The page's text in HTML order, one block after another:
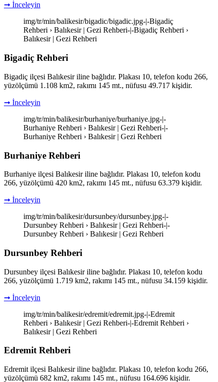
➞ İnceleyin
img/tr/min/balikesir/bigadic/bigadic.jpg-|-Bigadiç
Rehberi › Balıkesir | Gezi Rehberi-|-Bigadiç Rehberi ›
Balıkesir | Gezi Rehberi
Bigadiç Rehberi
Bigadiç ilçesi Balıkesir iline bağlıdır. Plakası 10, telefon kodu 266,
yüzölçümü 1.108 km2, rakımı 145 mt., nüfusu 49.717 kişidir.
➞ İnceleyin
img/tr/min/balikesir/burhaniye/burhaniye.jpg-|-
Burhaniye Rehberi › Balıkesir | Gezi Rehberi-|-
Burhaniye Rehberi › Balıkesir | Gezi Rehberi
Burhaniye Rehberi
Burhaniye ilçesi Balıkesir iline bağlıdır. Plakası 10, telefon kodu
266, yüzölçümü 420 km2, rakımı 145 mt., nüfusu 63.379 kişidir.
➞ İnceleyin
img/tr/min/balikesir/dursunbey/dursunbey.jpg-|-
Dursunbey Rehberi › Balıkesir | Gezi Rehberi-|-
Dursunbey Rehberi › Balıkesir | Gezi Rehberi
Dursunbey Rehberi
Dursunbey ilçesi Balıkesir iline bağlıdır. Plakası 10, telefon kodu
266, yüzölçümü 1.719 km2, rakımı 145 mt., nüfusu 34.159 kişidir.
➞ İnceleyin
img/tr/min/balikesir/edremit/edremit.jpg-|-Edremit
Rehberi › Balıkesir | Gezi Rehberi-|-Edremit Rehberi ›
Balıkesir | Gezi Rehberi
Edremit Rehberi
Edremit ilçesi Balıkesir iline bağlıdır. Plakası 10, telefon kodu 266,
yüzölçümü 682 km2, rakımı 145 mt., nüfusu 164.696 kişidir.